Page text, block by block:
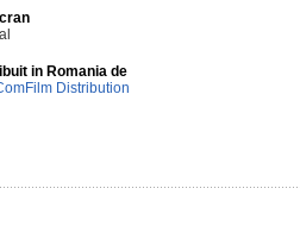
in Romania de
Distribution